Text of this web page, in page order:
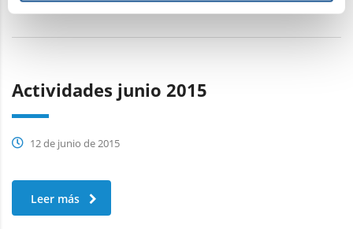
Actividades junio 2015
12 de junio de 2015
Leer más